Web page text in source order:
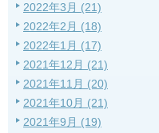
2022年3月 (21)
2022年2月 (18)
2022年1月 (17)
2021年12月 (21)
2021年11月 (20)
2021年10月 (21)
2021年9月 (19)